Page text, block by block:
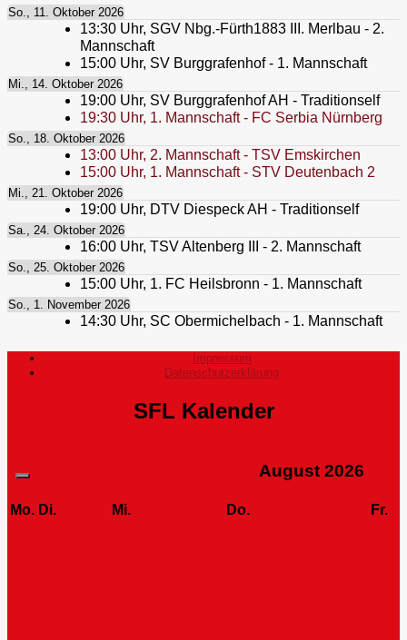
So., 11. Oktober 2026
13:30 Uhr, SGV Nbg.-Fürth1883 III. Merlbau - 2.
Mannschaft
15:00 Uhr, SV Burggrafenhof - 1. Mannschaft
Mi., 14. Oktober 2026
19:00 Uhr, SV Burggrafenhof AH - Traditionself
19:30 Uhr, 1. Mannschaft - FC Serbia Nürnberg
So., 18. Oktober 2026
13:00 Uhr, 2. Mannschaft - TSV Emskirchen
15:00 Uhr, 1. Mannschaft - STV Deutenbach 2
Mi., 21. Oktober 2026
19:00 Uhr, DTV Diespeck AH - Traditionself
Sa., 24. Oktober 2026
16:00 Uhr, TSV Altenberg III - 2. Mannschaft
So., 25. Oktober 2026
15:00 Uhr, 1. FC Heilsbronn - 1. Mannschaft
So., 1. November 2026
14:30 Uhr, SC Obermichelbach - 1. Mannschaft
Impressum
Datenschutzerklärung
SFL Kalender
August 2026
Mo. Di. Mi. Do. Fr.